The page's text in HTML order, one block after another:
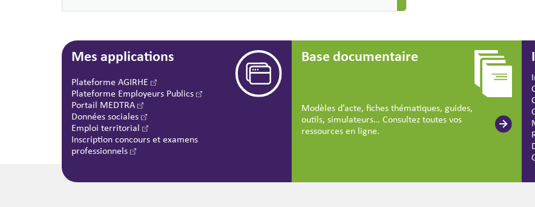
Mes applications
Plateforme AGIRHE
Plateforme Employeurs Publics
Portail MEDTRA
Données sociales
Emploi territorial
Inscription concours et examens
professionnels
Base documentaire
Modèles d’acte, fiches thématiques, guides,
outils, simulateurs… Consultez toutes vos
ressources en ligne.